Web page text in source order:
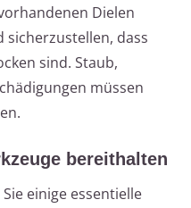
Dielen
dass
sind. Staub,
müssen
bereithalten
einige essentielle